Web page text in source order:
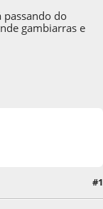
passando do
gambiarras e
#1